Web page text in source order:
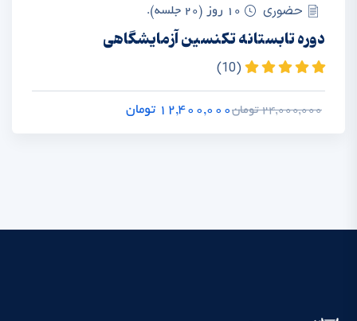
حضوری 10 روز (20 جلسه).
دوره تابستانه تکنسین آزمایشگاهی
(10)
24,000,000 تومان 12,400,000 تومان